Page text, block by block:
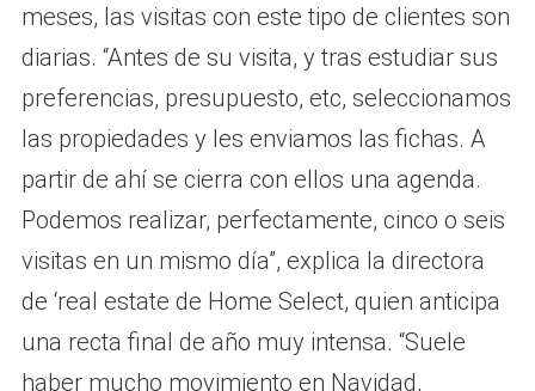
meses, las visitas con este tipo de clientes son
diarias. “Antes de su visita, y tras estudiar sus
preferencias, presupuesto, etc, seleccionamos
las propiedades y les enviamos las fichas. A
partir de ahí se cierra con ellos una agenda.
Podemos realizar, perfectamente, cinco o seis
visitas en un mismo día”, explica la directora
de ‘real estate de Home Select, quien anticipa
una recta final de año muy intensa. “Suele
haber mucho movimiento en Navidad,